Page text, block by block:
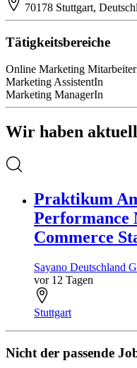
70178 Stuttgart,
Tätigkeitsbereiche
Online Marketing
Marketing AssistentIn
Marketing ManagerIn
Wir haben
Praktikum
Performance
Commerce
Sayano Deutschland
vor 12 Tagen
Stuttgart
Nicht der passende